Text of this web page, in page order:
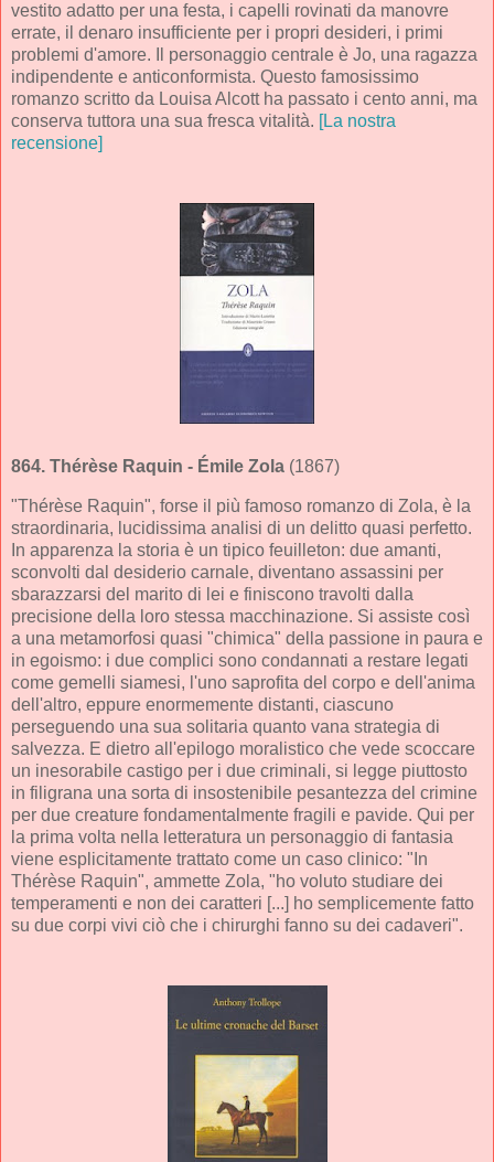
vestito adatto per una festa, i capelli rovinati da manovre
errate, il denaro insufficiente per i propri desideri, i primi
problemi d'amore. Il personaggio centrale è Jo, una ragazza
indipendente e anticonformista. Questo famosissimo
romanzo scritto da Louisa Alcott ha passato i cento anni, ma
conserva tuttora una sua fresca vitalità. [La nostra
recensione]
864. Thérèse Raquin - Émile Zola (1867)
"Thérèse Raquin", forse il più famoso romanzo di Zola, è la
straordinaria, lucidissima analisi di un delitto quasi perfetto.
In apparenza la storia è un tipico feuilleton: due amanti,
sconvolti dal desiderio carnale, diventano assassini per
sbarazzarsi del marito di lei e finiscono travolti dalla
precisione della loro stessa macchinazione. Si assiste così
a una metamorfosi quasi "chimica" della passione in paura e
in egoismo: i due complici sono condannati a restare legati
come gemelli siamesi, l'uno saprofita del corpo e dell'anima
dell'altro, eppure enormemente distanti, ciascuno
perseguendo una sua solitaria quanto vana strategia di
salvezza. E dietro all'epilogo moralistico che vede scoccare
un inesorabile castigo per i due criminali, si legge piuttosto
in filigrana una sorta di insostenibile pesantezza del crimine
per due creature fondamentalmente fragili e pavide. Qui per
la prima volta nella letteratura un personaggio di fantasia
viene esplicitamente trattato come un caso clinico: "In
Thérèse Raquin", ammette Zola, "ho voluto studiare dei
temperamenti e non dei caratteri [...] ho semplicemente fatto
su due corpi vivi ciò che i chirurghi fanno su dei cadaveri".